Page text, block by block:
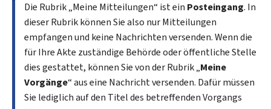
Die Rubrik „Meine Mitteilungen“ ist ein Posteingang. In
dieser Rubrik können Sie also nur Mitteilungen
empfangen und keine Nachrichten versenden. Wenn die
für Ihre Akte zuständige Behörde oder öffentliche Stelle
dies gestattet, können Sie von der Rubrik „Meine
Vorgänge“ aus eine Nachricht versenden. Dafür müssen
Sie lediglich auf den Titel des betreffenden Vorgangs